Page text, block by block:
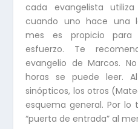
cada evangelista
cuando uno hace una
mes es propicio
esfuerzo. Te
evangelio de Marcos.
horas se puede leer.
sinópticos, los otros
esquema general. Por
“puerta de entrada” al